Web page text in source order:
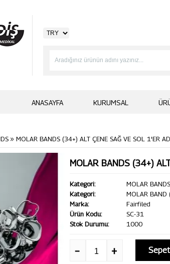
ANASAYFA KURUMSAL
» MOLAR BANDS (34+) ALT ÇENE SAĞ VE SOL 1'ER
MOLAR BANDS (34+)
Kategori:
MOLAR BANDS
Kategori:
MOLAR BAND
Marka:
Fairfiled
Ürün Kodu:
SC-31
Stok Durumu:
1000